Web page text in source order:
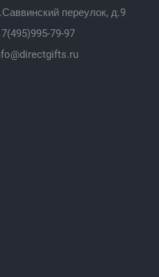
переулок, д.9
79-97